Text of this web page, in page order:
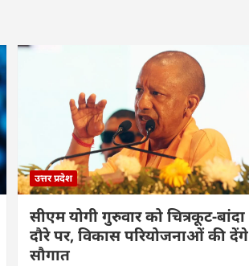
उत्तर प्रदेश
सीएम योगी गुरुवार को चित्रकूट-बांदा
दौरे पर, विकास परियोजनाओं की देंगे
सौगात